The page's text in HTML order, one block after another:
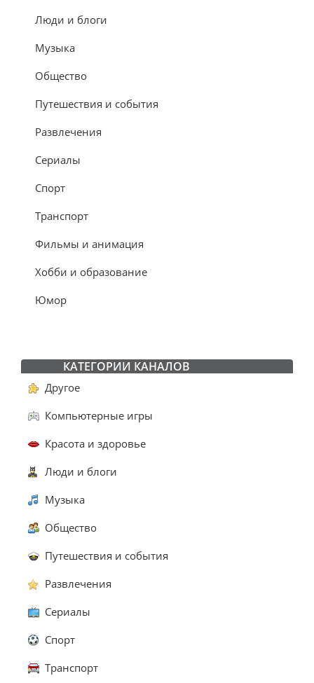
Люди и блоги
Музыка
Общество
Путешествия и события
Развлечения
Сериалы
Спорт
Транспорт
Фильмы и анимация
Хобби и образование
Юмор
КАТЕГОРИИ КАНАЛОВ
Другое
Компьютерные игры
Красота и здоровье
Люди и блоги
Музыка
Общество
Путешествия и события
Развлечения
Сериалы
Спорт
Транспорт